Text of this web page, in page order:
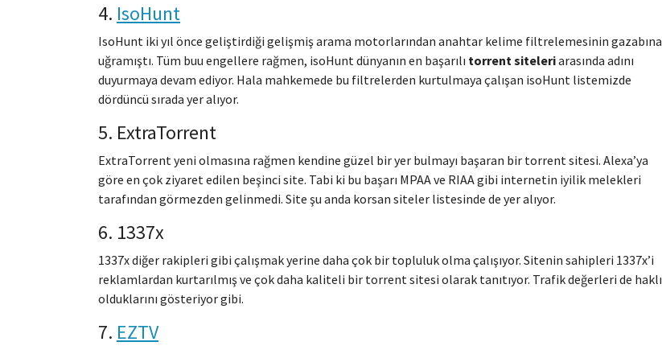
4. IsoHunt
IsoHunt iki yıl önce geliştirdiği gelişmiş arama motorlarından anahtar kelime filtrelemesinin gazabına
uğramıştı. Tüm buu engellere rağmen, isoHunt dünyanın en başarılı torrent siteleriarasında adını
duyurmaya devam ediyor. Hala mahkemede bu filtrelerden kurtulmaya çalışan isoHunt listemizde
dördüncü sırada yer alıyor.
5. ExtraTorrent
ExtraTorrent yeni olmasına rağmen kendine güzel bir yer bulmayı başaran bir torrent sitesi. Alexa’ya
göre en çok ziyaret edilen beşinci site. Tabi ki bu başarı MPAA ve RIAA gibi internetin iyilik melekleri
tarafından görmezden gelinmedi. Site şu anda korsan siteler listesinde de yer alıyor.
6. 1337x
1337x diğer rakipleri gibi çalışmak yerine daha çok bir topluluk olma çalışıyor. Sitenin sahipleri 1337x’i
reklamlardan kurtarılmış ve çok daha kaliteli bir torrent sitesi olarak tanıtıyor. Trafik değerleri de haklı
olduklarını gösteriyor gibi.
7. EZTV